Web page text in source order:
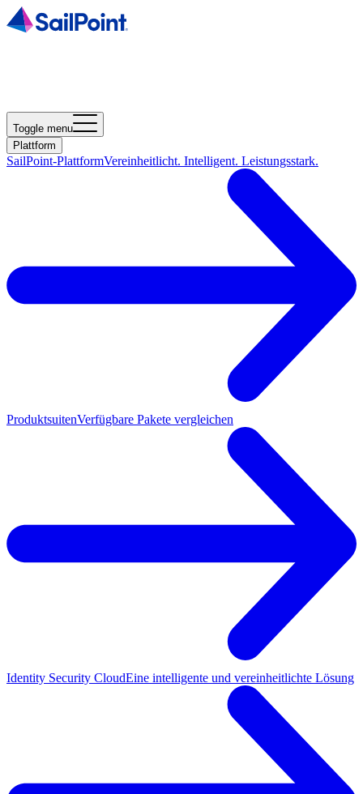
Toggle menu
Plattform
SailPoint-PlattformVereinheitlicht. Intelligent. Leistungsstark.
ProduktsuitenVerfügbare Pakete vergleichen
Identity Security CloudEine intelligente und vereinheitlichte Lösung